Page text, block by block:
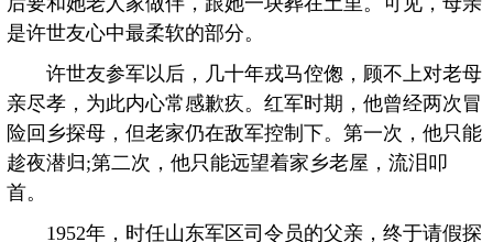
是许世友心中最柔软的部分。
许世友参军以后，几十年戎马倥偬，顾不上对老母
亲尽孝，为此内心常感歉疚。红军时期，他曾经两次冒
险回乡探母，但老家仍在敌军控制下。第一次，他只能
趁夜潜归;第二次，他只能远望着家乡老屋，流泪叩
首。
1952年，时任山东军区司令员的父亲，终于请假探